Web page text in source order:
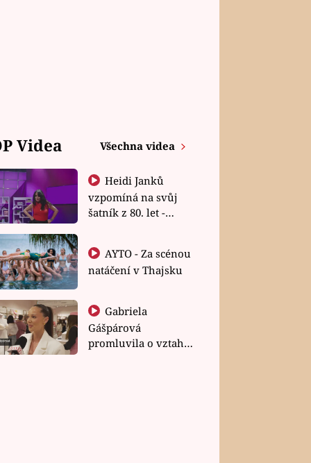
Videa Všechna videa
Heidi Janků
vzpomíná na svůj
šatník z 80. let -
natáčení v Thajsku
Gabriela
Gášpárová
promluvila o vztahu